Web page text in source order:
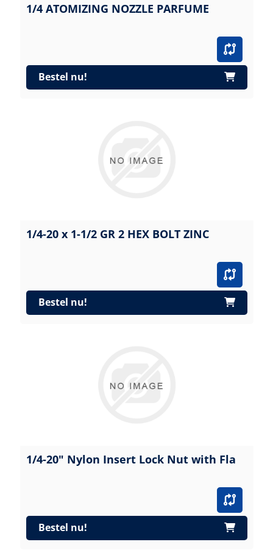
1/4 ATOMIZING NOZZLE PARFUME
Bestel nu!
1/4-20 x 1-1/2 GR 2 HEX BOLT ZINC
Bestel nu!
1/4-20" Nylon Insert Lock Nut with Fla
Bestel nu!